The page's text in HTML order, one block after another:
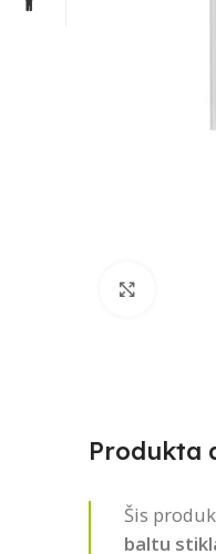
Produkta
Šis
baltu